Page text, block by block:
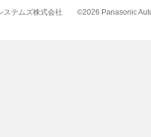
ステムズ株式会社 ©2026 Panasonic